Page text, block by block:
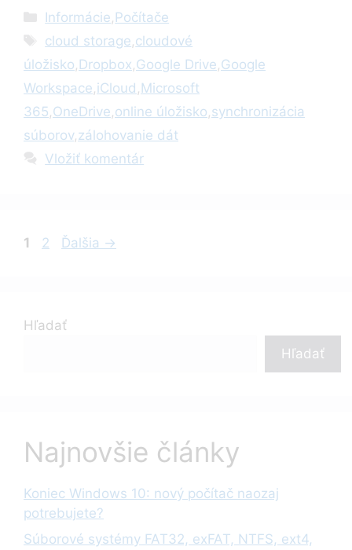
Kategórie
Informácie Počítače
Značky
cloud storage cloudové
úložisko Dropbox Google Drive Google
Workspace iCloud Microsoft
365 OneDrive online úložisko synchronizácia
súborov, zálohovanie dát
Vložiť komentár
Stránka
1 Stránka
2 Ďalšia →
Hľadať
Hľadať
Najnovšie články
Koniec Windows 10: nový počítač naozaj
potrebujete?
Súborové systémy FAT32, exFAT, NTFS, ext4,